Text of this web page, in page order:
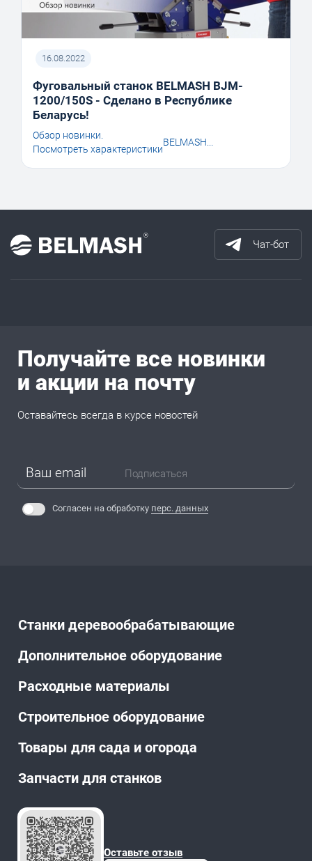
16.08.2022
Фуговальный станок BELMASH BJM-
1200/150S - Сделано в Республике
Беларусь!
Обзор новинки.
Посмотреть характеристики
BELMASH...
Чат-бот
Станки деревообрабатывающие
Дополнительное оборудование
Расходные материалы
Строительное оборудование
Товары для сада и огорода
Запчасти для станков
Оставьте отзыв
Получайте все новинки
и акции на почту
Оставайтесь всегда в курсе новостей
Подписаться
Согласен на обработку перс. данных